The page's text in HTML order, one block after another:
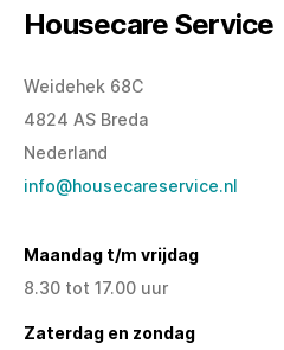
Housecare Service
Weidehek 68C
4824 AS Breda
Nederland
info@housecareservice.nl
Maandag t/m vrijdag
8.30 tot 17.00 uur
Zaterdag en zondag